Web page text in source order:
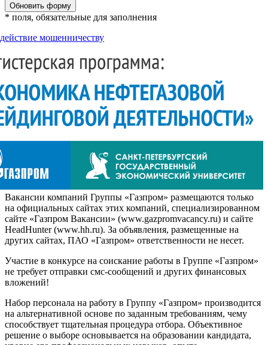
Обновить форму
* поля, обязательные для заполнения
мошенничеству
Вакансии компаний Группы «Газпром» размещаются только
на официальных сайтах этих компаний, специализированном
сайте «Газпром Вакансии» (www.gazpromvacancy.ru) и сайте
HeadHunter (www.hh.ru). За объявления, размещенные на
других сайтах, ПАО «Газпром» ответственности не несет.
Участие в конкурсе на соискание работы в Группе «Газпром»
не требует отправки смс-сообщений и других финансовых
вложений!
Набор персонала на работу в Группу «Газпром» производится
на альтернативной основе по заданным требованиям, чему
способствует тщательная процедура отбора. Объективное
решение о выборе основывается на образовании кандидата,